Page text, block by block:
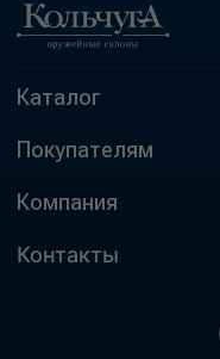
Каталог
Покупателям
Компания
Контакты